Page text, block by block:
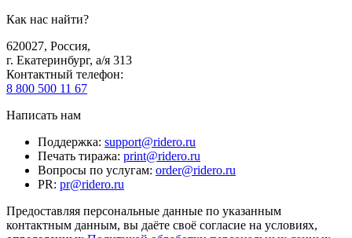
Как нас найти?
620027, Россия,
г. Екатеринбург, а/я 313
Контактный телефон:
8 800 500 11 67
Написать нам
Поддержка: support@ridero.ru
Печать тиража: print@ridero.ru
Вопросы по услугам: order@ridero.ru
PR: pr@ridero.ru
Предоставляя персональные данные по указанным
контактным данным, вы даёте своё согласие на условиях,